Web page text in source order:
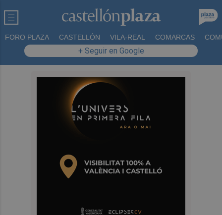
FORO PLAZA CASTELLÓN VILA-REAL COMARCAS
+ Seguir en Google